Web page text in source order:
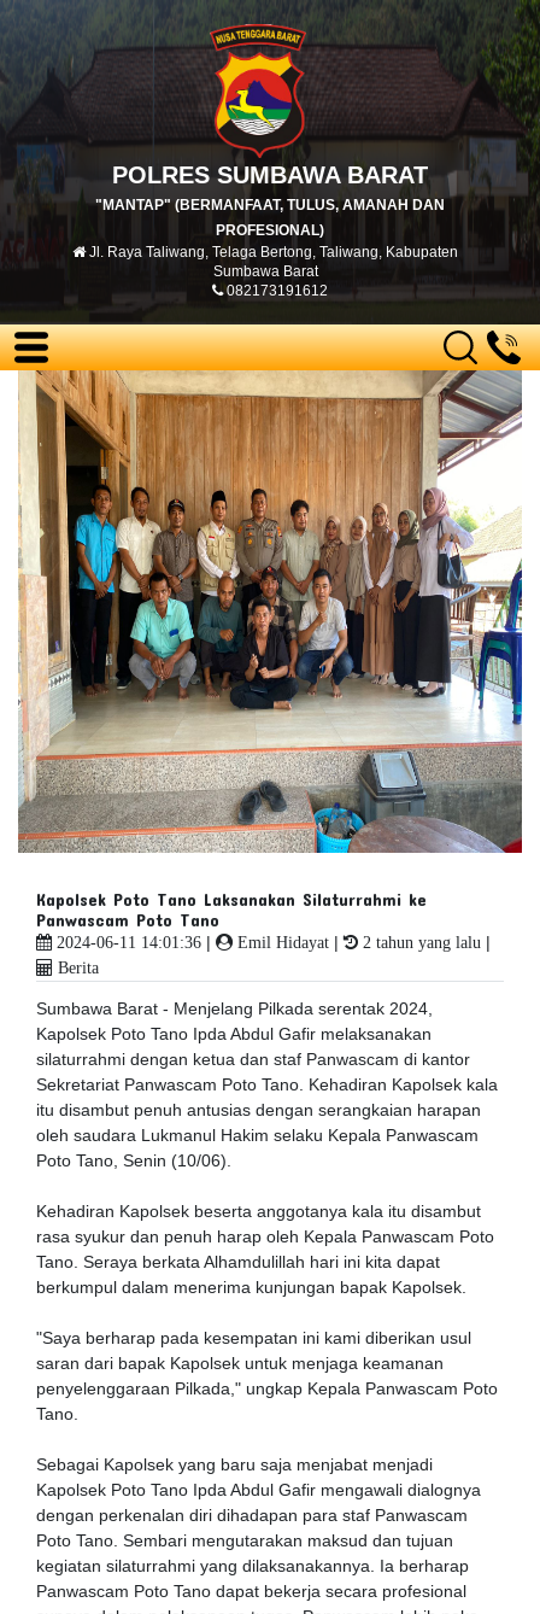
POLRES SUMBAWA BARAT
"MANTAP" (BERMANFAAT, TULUS, AMANAH DAN
PROFESIONAL)
Jl. Raya Taliwang, Telaga Bertong, Taliwang, Kabupaten
Sumbawa Barat
082173191612
Kapolsek Poto Tano Laksanakan Silaturrahmi ke
Panwascam Poto Tano
2024-06-11 14:01:36 | Emil Hidayat | 2 tahun yang lalu |
Berita
Sumbawa Barat - Menjelang Pilkada serentak 2024,
Kapolsek Poto Tano Ipda Abdul Gafir melaksanakan
silaturrahmi dengan ketua dan staf Panwascam di kantor
Sekretariat Panwascam Poto Tano. Kehadiran Kapolsek kala
itu disambut penuh antusias dengan serangkaian harapan
oleh saudara Lukmanul Hakim selaku Kepala Panwascam
Poto Tano, Senin (10/06).
Kehadiran Kapolsek beserta anggotanya kala itu disambut
rasa syukur dan penuh harap oleh Kepala Panwascam Poto
Tano. Seraya berkata Alhamdulillah hari ini kita dapat
berkumpul dalam menerima kunjungan bapak Kapolsek.
"Saya berharap pada kesempatan ini kami diberikan usul
saran dari bapak Kapolsek untuk menjaga keamanan
penyelenggaraan Pilkada," ungkap Kepala Panwascam Poto
Tano.
Sebagai Kapolsek yang baru saja menjabat menjadi
Kapolsek Poto Tano Ipda Abdul Gafir mengawali dialognya
dengan perkenalan diri dihadapan para staf Panwascam
Poto Tano. Sembari mengutarakan maksud dan tujuan
kegiatan silaturrahmi yang dilaksanakannya. Ia berharap
Panwascam Poto Tano dapat bekerja secara profesional